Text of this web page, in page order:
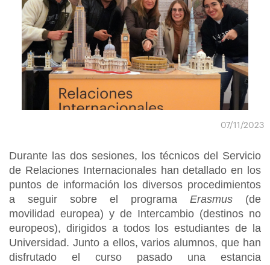
07/11/2023
Durante las dos sesiones, los técnicos del Servicio
de Relaciones Internacionales han detallado en los
puntos de información los diversos procedimientos
a seguir sobre el programa Erasmus (de
movilidad europea) y de Intercambio (destinos no
europeos), dirigidos a todos los estudiantes de la
Universidad. Junto a ellos, varios alumnos, que han
disfrutado el curso pasado una estancia